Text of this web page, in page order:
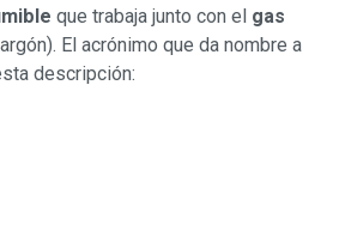
que trabaja junto con el gas
El acrónimo que da nombre a
descripción: